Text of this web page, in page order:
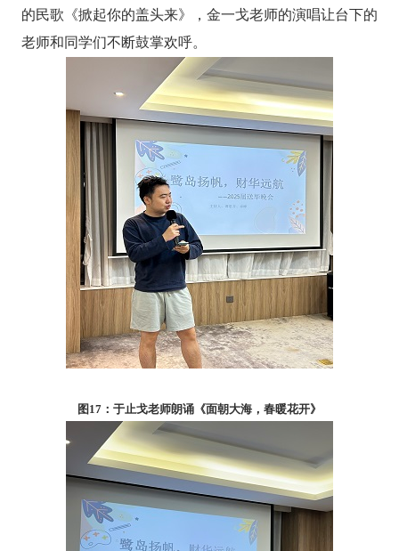
的民歌《掀起你的盖头来》，金一戈老师的演唱让台下的
老师和同学们不断鼓掌欢呼。
图 17 ：于止戈老师朗诵《面朝大海，春暖花开》